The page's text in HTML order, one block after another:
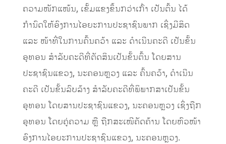
ຄວາມໜັກແໜ້ນ, ເຂັ້ມແຂງຂຶ້ນກວ່າເກົ່າ ເປັນຕົ້ນ ໄດ້
ກຳນົດໃຫ້ອົງການໄອຍະການປະຊາຊົນພາກ ເຊິ່ງມີສິດ
ແລະ ໜ້າທີ່ໃນການຄົ້ນຄວ້າ ແລະ ດຳເນີນຄະດີ ເປັນຂັ້ນ
ອຸທອນ ສຳລັບຄະດີທີ່ຕັດສິນເປັນຂັ້ນຕົ້ນ ໂດຍສານ
ປະຊາຊົນແຂວງ, ນະຄອນຫຼວງ ແລະ ຄົ້ນຄວ້າ, ດໍາເນີນ
ຄະດີ ເປັນຂັ້ນລົບລ້າງ ສໍາລັບຄະດີທີ່ພິພາກສາເປັນຂັ້ນ
ອຸທອນ ໂດຍສານປະຊາຊົນແຂວງ, ນະຄອນຫຼວງ ເຊິ່ງຖືກ
ອຸທອນ ໂດຍຄູ່ຄວາມ ຫຼື ຖືກສະເໜີຄັດຄ້ານ ໂດຍຫົວໜ້າ
ອົງການໄອຍະການປະຊາຊົນແຂວງ, ນະຄອນຫຼວງ.